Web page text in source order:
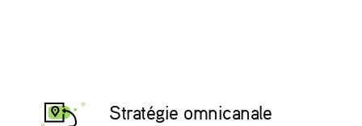
Stratégie omnicanale